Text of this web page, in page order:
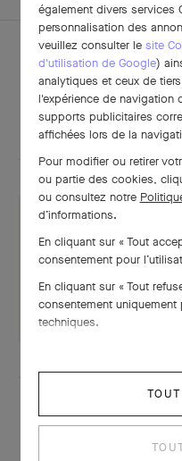
POUR
également divers services
personnalisation des
veuillez consulter le site
d'utilisation de Google)
analytiques et ceux de
l'expérience de navigation
supports publicitaires
affichées lors de la
Pour modifier ou retirer
ou partie des cookies,
ou consultez notre
d’informations.
En cliquant sur « Tout
consentement pour
En cliquant sur « Tout
consentement
techniques.